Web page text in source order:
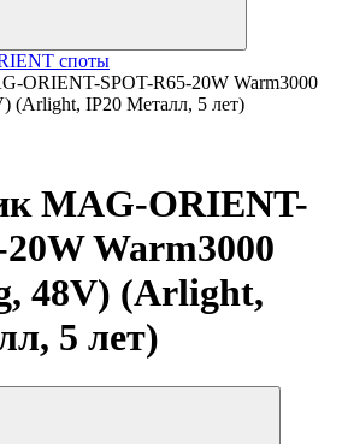
споты
ORIENT-SPOT-R65-20W Warm3000
(Arlight, IP20 Металл, 5 лет)
MAG-ORIENT-
Warm3000
48V) (Arlight,
5 лет)